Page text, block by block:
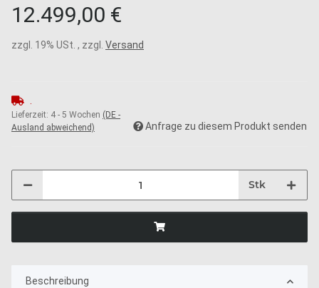
12.499,00 €
zzgl. 19% USt. , zzgl. Versand
Lieferzeit: 4 - 5 Wochen (DE -
Ausland abweichend)
Anfrage zu diesem Produkt senden
Stk
Beschreibung